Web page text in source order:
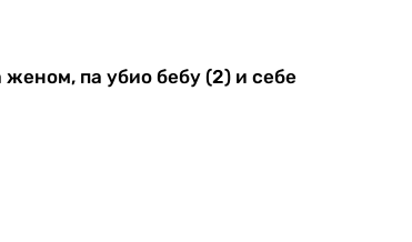
па убио бебу (2) и себе